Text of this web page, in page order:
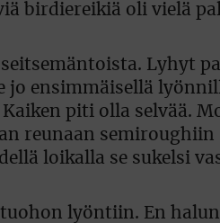
birdiereikiä oli vielä
Lyhyt
ensimmäisellä
piti olla selvää.
reunaan
loikalla se sukelsi
lyöntiin. En